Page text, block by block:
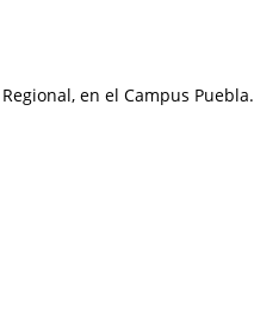
en el Campus Puebla.